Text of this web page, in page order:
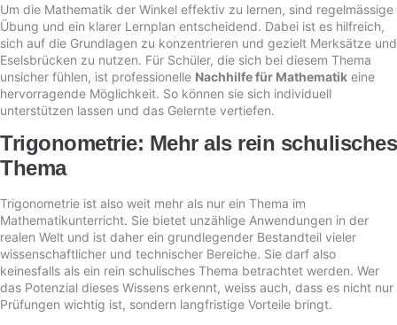
Um die Mathematik der Winkel effektiv zu lernen, sind regelmässige
Übung und ein klarer Lernplan entscheidend. Dabei ist es hilfreich,
sich auf die Grundlagen zu konzentrieren und gezielt Merksätze und
Eselsbrücken zu nutzen. Für Schüler, die sich bei diesem Thema
unsicher fühlen, ist professionelle Nachhilfe für Mathematik eine
hervorragende Möglichkeit. So können sie sich individuell
unterstützen lassen und das Gelernte vertiefen.
Trigonometrie: Mehr als rein schulisches
Thema
Trigonometrie ist also weit mehr als nur ein Thema im
Mathematikunterricht. Sie bietet unzählige Anwendungen in der
realen Welt und ist daher ein grundlegender Bestandteil vieler
wissenschaftlicher und technischer Bereiche. Sie darf also
keinesfalls als ein rein schulisches Thema betrachtet werden. Wer
das Potenzial dieses Wissens erkennt, weiss auch, dass es nicht nur
Prüfungen wichtig ist, sondern langfristige Vorteile bringt.